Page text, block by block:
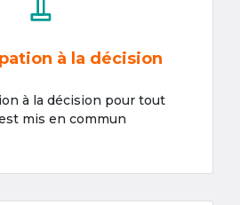
à la décision
à la décision pour tout
mis en commun